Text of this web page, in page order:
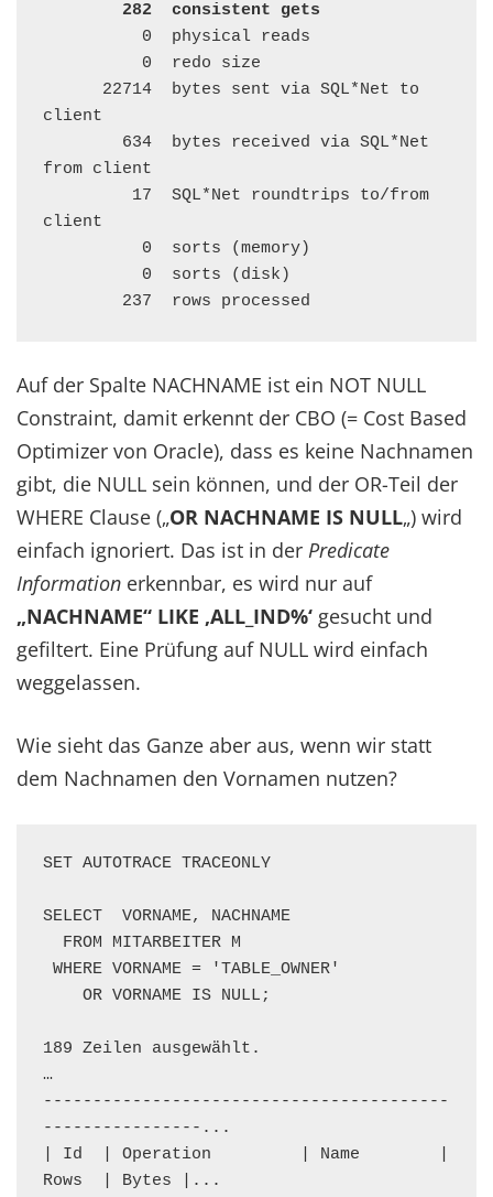
282  consistent gets
client
from client
client
        237  rows processed
Auf der Spalte NACHNAME ist ein NOT NULL
Constraint, damit erkennt der CBO (= Cost Based
Optimizer von Oracle), dass es keine Nachnamen
gibt, die NULL sein können, und der OR-Teil der
WHERE Clause („OR NACHNAME IS NULL„) wird
einfach ignoriert. Das ist in der Predicate
Information erkennbar, es wird nur auf
„NACHNAME“ LIKE ‚ALL_IND%‘ gesucht und
gefiltert. Eine Prüfung auf NULL wird einfach
weggelassen.
Wie sieht das Ganze aber aus, wenn wir statt
dem Nachnamen den Vornamen nutzen?
SET AUTOTRACE TRACEONLY
SELECT  VORNAME, NACHNAME
189 Zeilen ausgewählt.
…
-----------------------------------------
----------------...
| Id  | Operation         | Name        |
Rows  | Bytes |...